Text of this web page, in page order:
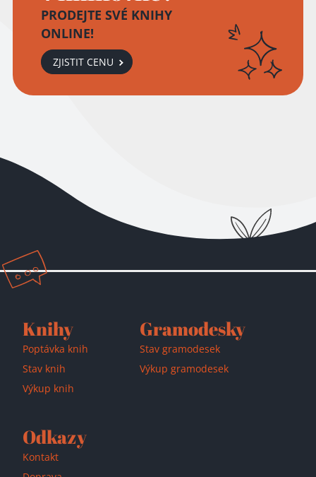
PRODEJTE SVÉ KNIHY
ONLINE!
ZJISTIT CENU
Knihy
Poptávka knih
Stav knih
Výkup knih
Gramodesky
Stav gramodesek
Výkup gramodesek
Odkazy
Kontakt